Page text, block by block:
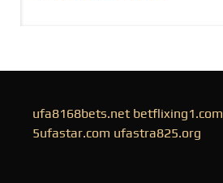
ufa8168bets.net betflixing1.com
5ufastar.com ufastra825.org